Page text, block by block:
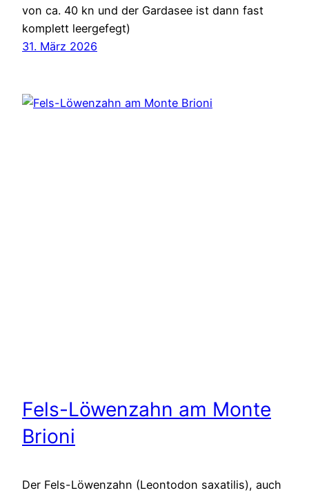
von ca. 40 kn und der Gardasee ist dann fast
komplett leergefegt)
31. März 2026
Fels-Löwenzahn am Monte
Brioni
Der Fels-Löwenzahn (Leontodon saxatilis), auch